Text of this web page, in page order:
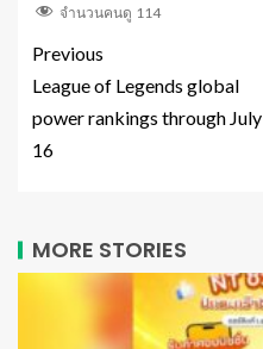
จำนวนคนดู 114
Previous
League of Legends global
power rankings through July
16
MORE STORIES